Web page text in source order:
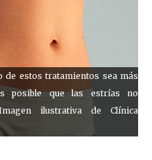
de estos tratamientos sea más
posible que las estrías no
ilustrativa de Clínica